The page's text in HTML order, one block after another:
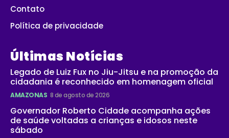
Contato
Política de privacidade
Últimas Notícias
Legado de Luiz Fux no Jiu-Jitsu e na promoção da
cidadania é reconhecido em homenagem oficial
AMAZONAS 8 de agosto de 2026
Governador Roberto Cidade acompanha ações
de saúde voltadas a crianças e idosos neste
sábado